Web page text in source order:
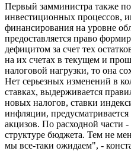
Первый замминистра также
инвестиционных процессов,
финансирования на уровне
предоставляется право
дефицитом за счет тех
на их счетах в текущем и
налоговой нагрузки, то она
Нет серьезных изменений в
ставках, выдерживается
новых налогов, ставки
инфляции,
акцизов. По расходной части
структуре бюджета. Тем не
мы все-таки ожидаем", -